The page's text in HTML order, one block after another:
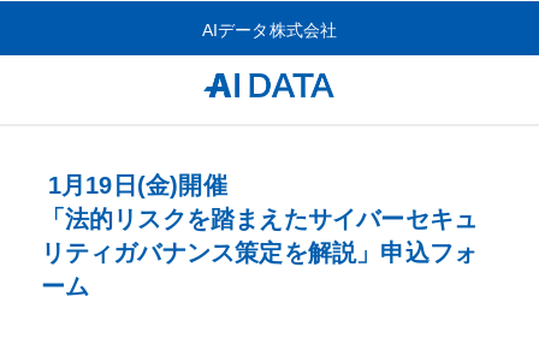
AIデータ株式会社
1月19日(金)開催
「法的リスクを踏まえたサイバーセキュ
リティガバナンス策定を解説」申込フォ
ーム